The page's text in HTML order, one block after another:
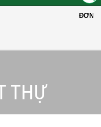
ĐƠN GIÁ
THỰ